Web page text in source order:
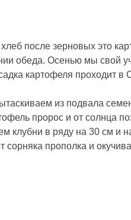
после зерновых это
обеда. Осенью мы свой
картофеля проходит в
из подвала
пророс и от солнца
клубни в ряду на 30 см и
прополка и